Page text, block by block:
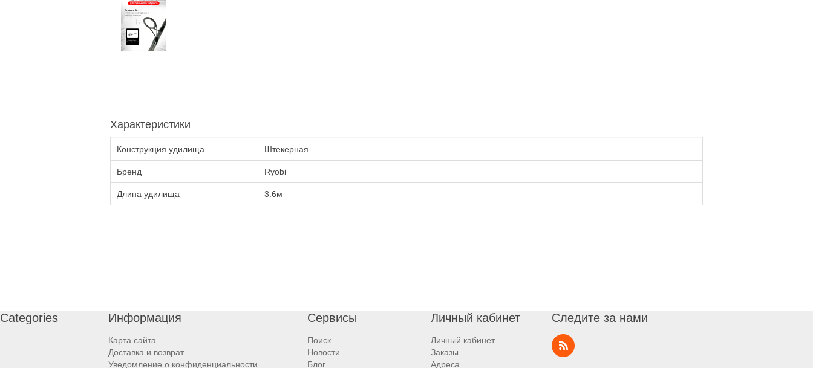
Характеристики
Конструкция удилища Штекерная
Бренд Ryobi
Длина удилища 3.6м
Categories Информация
Карта сайта
Доставка и возврат
Уведомление о конфиденциальности
Сервисы
Поиск
Новости
Блог
Личный кабинет
Личный кабинет
Заказы
Адреса
Следите за нами